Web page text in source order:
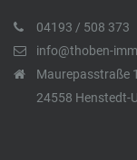
04193 / 508 373
info@thoben-
Maurepasstraße
24558 Henstedt-